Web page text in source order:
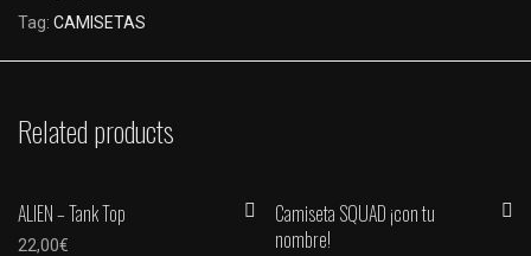
Tag: CAMISETAS
Related products
ALIEN – Tank Top
22,00€
Camiseta SQUAD ¡con tu
nombre!